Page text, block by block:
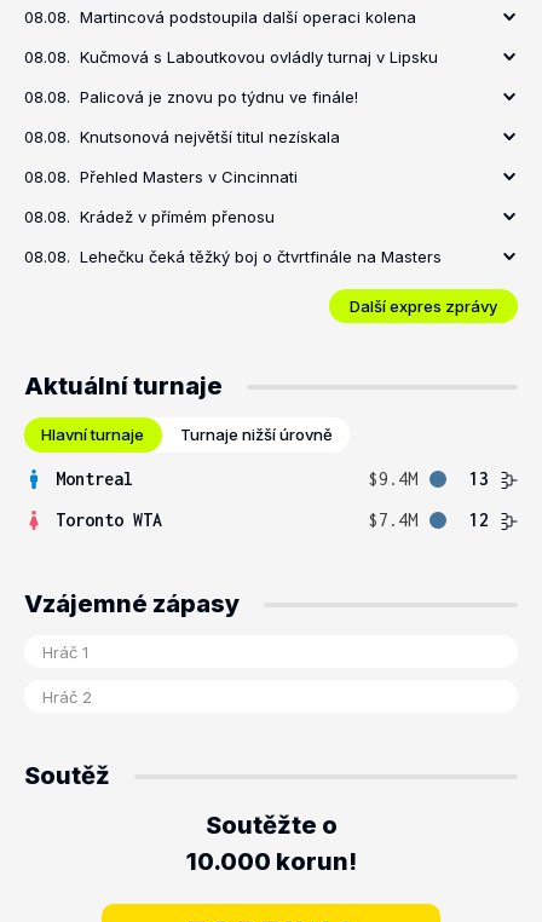
08.08. Martincová podstoupila další operaci kolena
08.08. Kučmová s Laboutkovou ovládly turnaj v Lipsku
08.08. Palicová je znovu po týdnu ve finále!
08.08. Knutsonová největší titul nezískala
08.08. Přehled Masters v Cincinnati
08.08. Krádež v přímém přenosu
08.08. Lehečku čeká těžký boj o čtvrtfinále na Masters
Další expres zprávy
Aktuální turnaje
Hlavní turnaje Turnaje nižší úrovně
Montreal $9.4M
13
Toronto WTA
$7.4M 12
Vzájemné zápasy
Soutěž
Soutěžte o
10.000 korun!